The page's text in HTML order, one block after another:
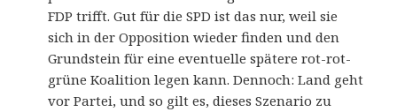
FDP trifft. Gut für die SPD ist das nur, weil sie
sich in der Opposition wieder finden und den
Grundstein für eine eventuelle spätere rot-rot-
grüne Koalition legen kann. Dennoch: Land geht
vor Partei, und so gilt es, dieses Szenario zu